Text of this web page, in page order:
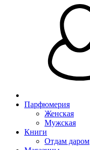
Парфюмерия
Женская
Мужская
Книги
Отдам даром